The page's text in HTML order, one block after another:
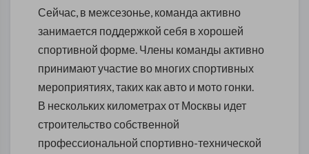
Сейчас, в межсезонье, команда активно
занимается поддержкой себя в хорошей
спортивной форме. Члены команды активно
принимают участие во многих спортивных
мероприятиях, таких как авто и мото гонки.
В нескольких километрах от Москвы идет
строительство собственной
профессиональной спортивно-технической